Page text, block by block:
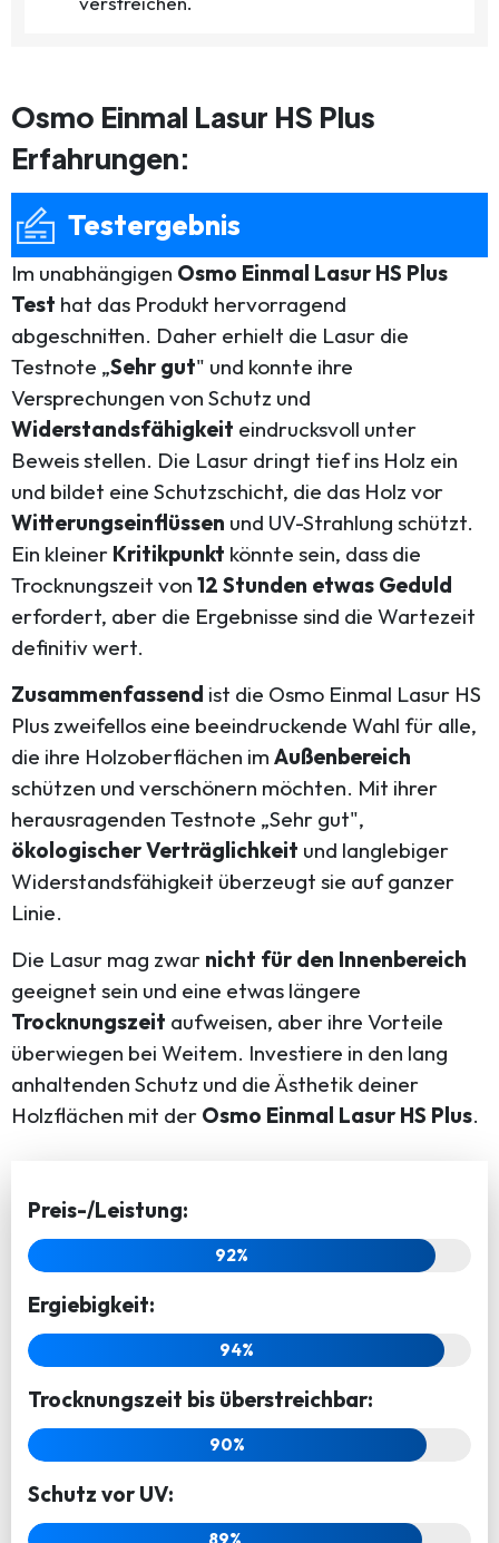
Osmo Einmal Lasur HS Plus
Erfahrungen:
Testergebnis
Im unabhängigen Osmo Einmal Lasur HS Plus
Test hat das Produkt hervorragend
abgeschnitten. Daher erhielt die Lasur die
Testnote „Sehr gut" und konnte ihre
Versprechungen von Schutz und
Widerstandsfähigkeit eindrucksvoll unter
Beweis stellen. Die Lasur dringt tief ins Holz ein
und bildet eine Schutzschicht, die das Holz vor
Witterungseinflüssen und UV-Strahlung schützt.
Ein kleiner Kritikpunkt könnte sein, dass die
Trocknungszeit von 12 Stunden etwas Geduld
erfordert, aber die Ergebnisse sind die Wartezeit
definitiv wert.
Zusammenfassend ist die Osmo Einmal Lasur HS
Plus zweifellos eine beeindruckende Wahl für alle,
die ihre Holzoberflächen im Außenbereich
schützen und verschönern möchten. Mit ihrer
herausragenden Testnote „Sehr gut",
ökologischer Verträglichkeit und langlebiger
Widerstandsfähigkeit überzeugt sie auf ganzer
Linie.
Die Lasur mag zwar nicht für den Innenbereich
geeignet sein und eine etwas längere
Trocknungszeit aufweisen, aber ihre Vorteile
überwiegen bei Weitem. Investiere in den lang
anhaltenden Schutz und die Ästhetik deiner
Holzflächen mit der Osmo Einmal Lasur HS Plus.
Preis-/Leistung:
92%
Ergiebigkeit:
94%
Trocknungszeit bis überstreichbar:
90%
Schutz vor UV: